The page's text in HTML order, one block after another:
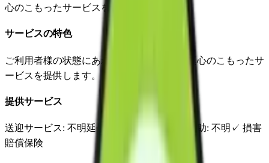
心のこもったサービスを目指します。
サービスの特色
ご利用者様の状態にあわせ、迅速、丁寧に真心のこもったサ
ービスを提供します。
提供サービス
送迎サービス: 不明延長サービス : 不明 自宅援助: 不明 ✓ 損害
賠償保険